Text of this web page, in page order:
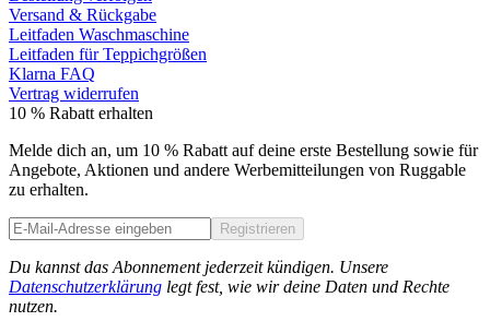
Versand & Rückgabe
Leitfaden Waschmaschine
Leitfaden für Teppichgrößen
Klarna FAQ
Vertrag widerrufen
10 % Rabatt erhalten
Melde dich an, um 10 % Rabatt auf deine erste Bestellung sowie für
Angebote, Aktionen und andere Werbemitteilungen von Ruggable
zu erhalten.
Registrieren
Du kannst das Abonnement jederzeit kündigen. Unsere
Datenschutzerklärung legt fest, wie wir deine Daten und Rechte
nutzen.